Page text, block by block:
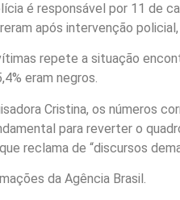
é responsável por 11 de
após intervenção
repete a situação
eram negros.
Cristina, os números
para reverter o
reclama de “discursos
da Agência Brasil.